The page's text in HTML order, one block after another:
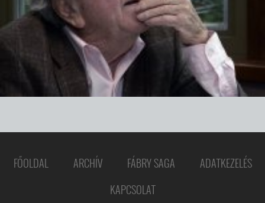
FŐOLDAL ARCHÍV FÁBRY SAGA
ADATKEZELÉS
KAPCSOLAT